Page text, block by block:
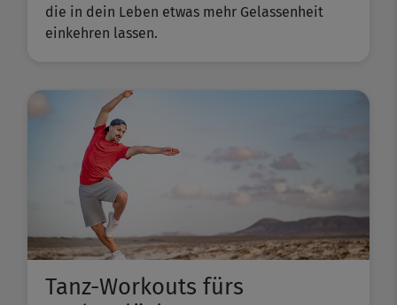
die in dein Leben etwas mehr Gelassenheit
einkehren lassen.
Tanz-Workouts fürs